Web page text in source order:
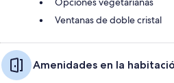
Ventanas de doble cristal
Amenidades en la